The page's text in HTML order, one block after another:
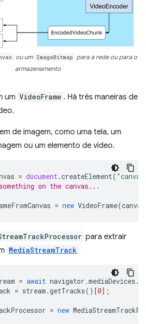
ou um ImageBitmap para a rede ou para o
armazenamento
um VideoFrame . Há três maneiras de
de imagem, como uma tela, um
ou um elemento de vídeo.
= document .createElement(
on the canvas...
= new VideoFrame(canvas
para extrair
MediaStreamTrack
= await navigator .mediaDevices .
= stream .getTracks()[0];
= new